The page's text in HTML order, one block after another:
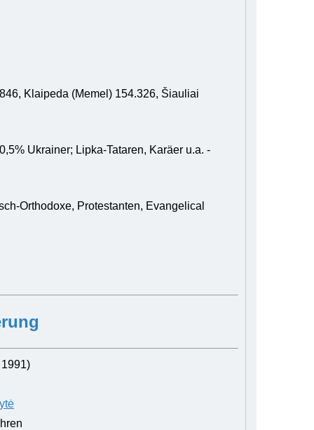
Klaipeda (Memel) 154.326, Šiauliai
Ukrainer; Lipka-Tataren, Karäer u.a. -
Orthodoxe, Protestanten, Evangelical